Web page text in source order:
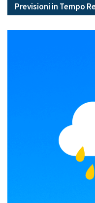
Previsioni in Tempo